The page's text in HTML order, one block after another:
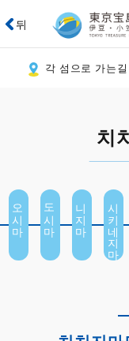
뒤
각 섬으로 가는길
치
오시마 도시마 니지마 시키네지마